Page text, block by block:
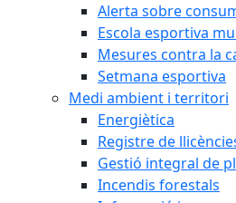
Alerta sobre
Escola esportiva
Mesures contra la
Setmana esportiva
Medi ambient i territori
Energiètica
Registre de
Gestió integral de
Incendis forestals